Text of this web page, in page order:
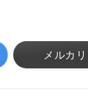
メルカリ